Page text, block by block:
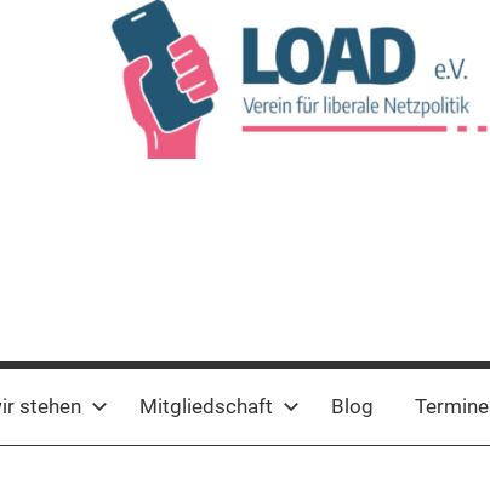
stehen Mitgliedschaft Blog Termine